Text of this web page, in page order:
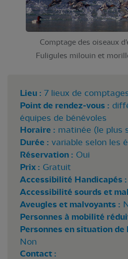
Comptage des oiseaux
Fuligules milouin et
Lieu : 7 lieux de
Point de rendez-vous :
équipes de bénévoles
Horaire : matinée (le plus
Durée : variable selon les
Réservation : Oui
Prix : Gratuit
Accessibilité Handicapés :
Accessibilité sourds et
Aveugles et malvoyants :
Personnes à mobilité
Personnes en situation de
Non
Contact :